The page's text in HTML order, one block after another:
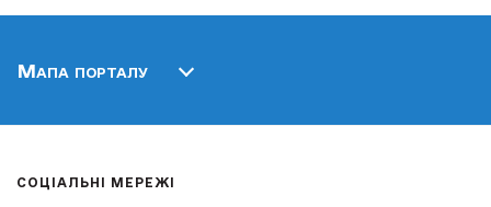
Мапа порталу
СОЦІАЛЬНІ МЕРЕЖІ